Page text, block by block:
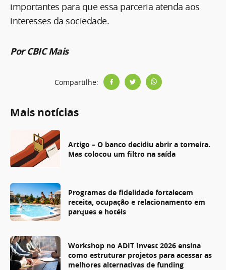
importantes para que essa parceria atenda aos
interesses da sociedade.
Por CBIC Mais
Compartilhe:
Mais notícias
Artigo – O banco decidiu abrir a torneira.
Mas colocou um filtro na saída
Programas de fidelidade fortalecem
receita, ocupação e relacionamento em
parques e hotéis
Workshop no ADIT Invest 2026 ensina
como estruturar projetos para acessar as
melhores alternativas de funding